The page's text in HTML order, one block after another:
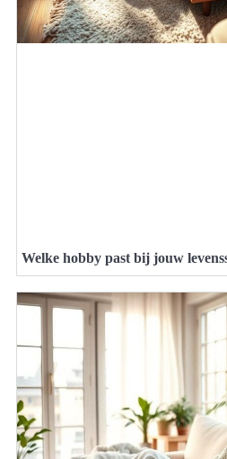
Welke hobby past bij jouw